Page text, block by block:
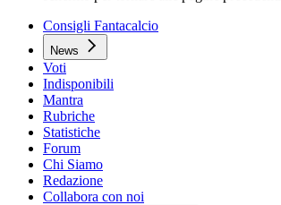
Consigli Fantacalcio
News
Voti
Indisponibili
Mantra
Rubriche
Statistiche
Forum
Chi Siamo
Redazione
Collabora con noi